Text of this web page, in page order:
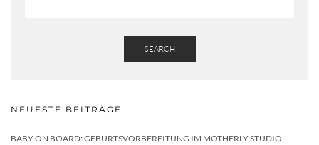
SEARCH
NEUESTE BEITRÄGE
BABY ON BOARD: GEBURTSVORBEREITUNG IM MOTHERLY STUDIO –